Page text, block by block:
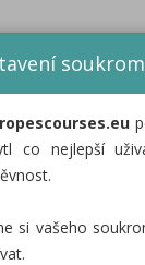
ropescourses.eu
co nejlepší
si vašeho